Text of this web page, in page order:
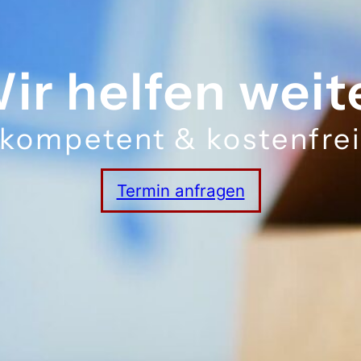
helfen
kompetent & kostenfrei
Termin anfragen